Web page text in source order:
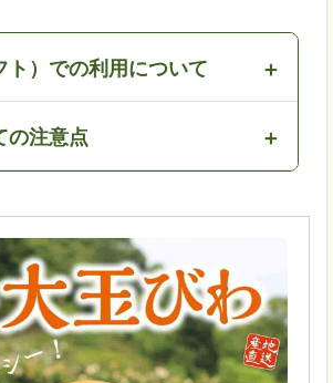
ト）での利用について
の注意点